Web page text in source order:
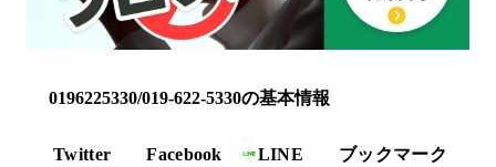
0196225330/019-622-5330の基本情報
Twitter Facebook LINE
ブックマーク